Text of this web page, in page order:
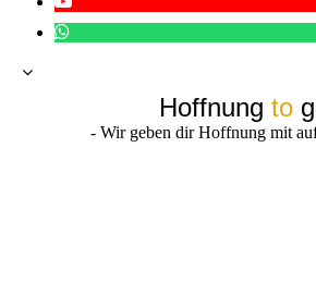
Hoffnung to
- Wir geben dir Hoffnung mit